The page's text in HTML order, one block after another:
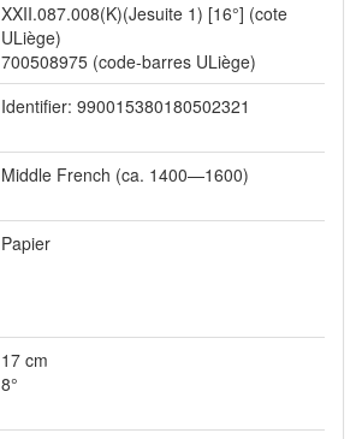
XXII.087.008(K)(Jesuite 1) [16°] (cote
ULiège)
700508975 (code-barres ULiège)
Identifier: 990015380180502321
Middle French (ca. 1400—1600)
Papier
17 cm
8°